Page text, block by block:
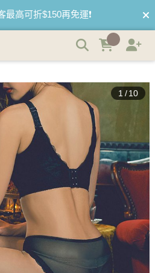
| myBRA 最懂妳的內衣品牌
最高可折$150再免運❗
物壓縮收納袋回家 🌞
男內褲5件$999🧔
1 / 10